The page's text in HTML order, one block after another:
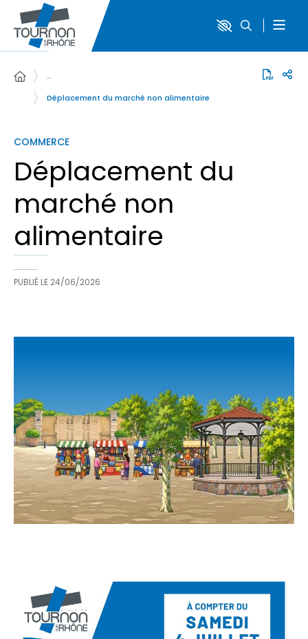
…
Déplacement du marché non alimentaire
COMMERCE
Déplacement du
marché non
alimentaire
PUBLIÉ LE 24/06/2026